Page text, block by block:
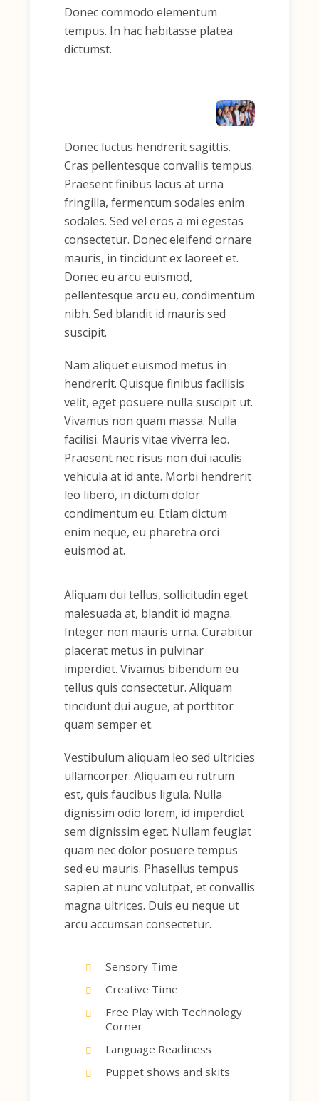
Donec commodo elementum
tempus. In hac habitasse platea
dictumst.
Donec luctus hendrerit sagittis.
Cras pellentesque convallis tempus.
Praesent finibus lacus at urna
fringilla, fermentum sodales enim
sodales. Sed vel eros a mi egestas
consectetur. Donec eleifend ornare
mauris, in tincidunt ex laoreet et.
Donec eu arcu euismod,
pellentesque arcu eu, condimentum
nibh. Sed blandit id mauris sed
suscipit.
Nam aliquet euismod metus in
hendrerit. Quisque finibus facilisis
velit, eget posuere nulla suscipit ut.
Vivamus non quam massa. Nulla
facilisi. Mauris vitae viverra leo.
Praesent nec risus non dui iaculis
vehicula at id ante. Morbi hendrerit
leo libero, in dictum dolor
condimentum eu. Etiam dictum
enim neque, eu pharetra orci
euismod at.
Aliquam dui tellus, sollicitudin eget
malesuada at, blandit id magna.
Integer non mauris urna. Curabitur
placerat metus in pulvinar
imperdiet. Vivamus bibendum eu
tellus quis consectetur. Aliquam
tincidunt dui augue, at porttitor
quam semper et.
Vestibulum aliquam leo sed ultricies
ullamcorper. Aliquam eu rutrum
est, quis faucibus ligula. Nulla
dignissim odio lorem, id imperdiet
sem dignissim eget. Nullam feugiat
quam nec dolor posuere tempus
sed eu mauris. Phasellus tempus
sapien at nunc volutpat, et convallis
magna ultrices. Duis eu neque ut
arcu accumsan consectetur.
Sensory Time
Creative Time
Free Play with Technology
Corner
Language Readiness
Puppet shows and skits